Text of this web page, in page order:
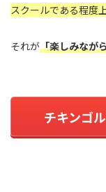
スクールである程度
それが「楽しみなが
チキンゴ